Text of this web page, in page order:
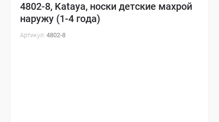
4802-8, Kataya, носки детские махрой
наружу (1-4 года)
Артикул: 4802-8